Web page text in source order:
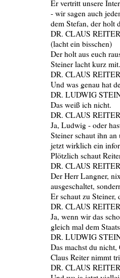
Er vertritt unsere
- wir sagen auch
dem Stefan, der holt
DR. CLAUS REITER
(lacht ein bisschen)
Der holt aus euch
Steiner lacht kurz mit.
DR. CLAUS
Und was genau hat
DR. LUDWIG
Das weiß ich nicht.
DR. CLAUS REITER
Ja, Ludwig - oder
Steiner schaut ihn
jetzt wirklich ein
Plötzlich schaut
DR. CLAUS
Der Herr Langner,
ausgeschaltet,
Er schaut zu Steiner,
DR. CLAUS
Ja, wenn wir das
gleich mal dem
DR. LUDWIG
Das machst du nicht,
Claus Reiter nimmt
DR. CLAUS REITER